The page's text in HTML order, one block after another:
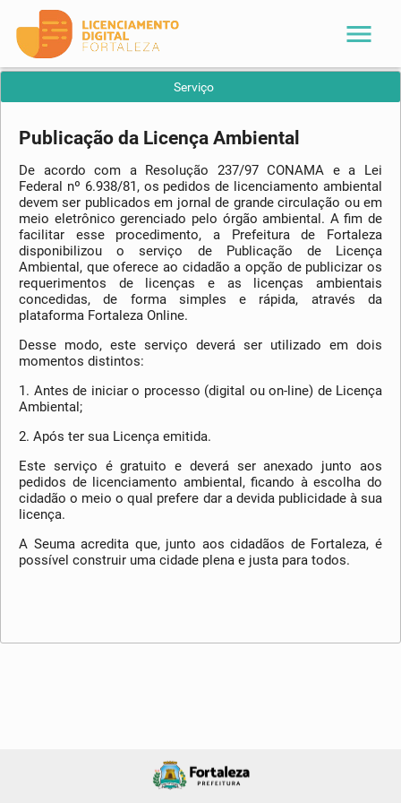
menu
Serviço
Publicação da Licença Ambiental
De acordo com a Resolução 237/97 CONAMA e a Lei
Federal nº 6.938/81, os pedidos de licenciamento ambiental
devem ser publicados em jornal de grande circulação ou em
meio eletrônico gerenciado pelo órgão ambiental. A fim de
facilitar esse procedimento, a Prefeitura de Fortaleza
disponibilizou o serviço de Publicação de Licença
Ambiental, que oferece ao cidadão a opção de publicizar os
requerimentos de licenças e as licenças ambientais
concedidas, de forma simples e rápida, através da
plataforma Fortaleza Online.
Desse modo, este serviço deverá ser utilizado em dois
momentos distintos:
1. Antes de iniciar o processo (digital ou on-line) de Licença
Ambiental;
2. Após ter sua Licença emitida.
Este serviço é gratuito e deverá ser anexado junto aos
pedidos de licenciamento ambiental, ficando à escolha do
cidadão o meio o qual prefere dar a devida publicidade à sua
licença.
A Seuma acredita que, junto aos cidadãos de Fortaleza, é
possível construir uma cidade plena e justa para todos.